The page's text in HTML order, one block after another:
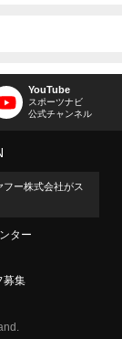
YouTube
スポーツナビ
公式チャンネル
フー株式会社がス
ター
募集